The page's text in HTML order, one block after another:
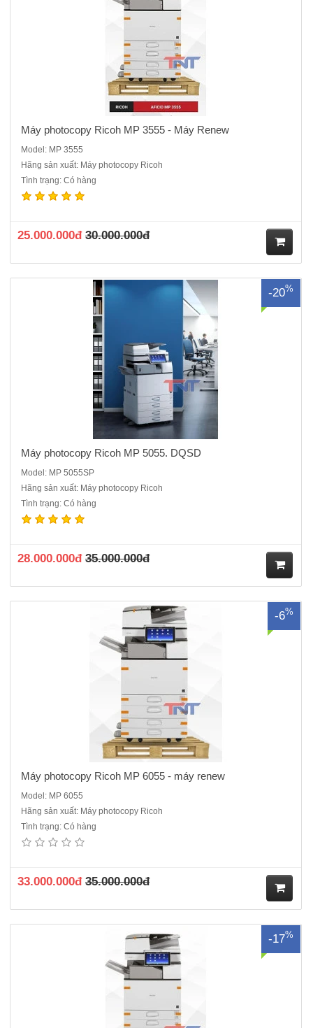
Máy photocopy Ricoh MP 3555 - Máy Renew
Model: MP 3555
Hãng sản xuất: Máy photocopy Ricoh
Tình trạng: Có hàng
25.000.000đ 30.000.000đ
ua
-20%
Máy Photocopy Ricoh MP 5055 Hàng cũ nhập khẩuMàn hình cảm
ứng 10,1 inch, hoàn toàn không còn có nút phím cứng khi phải thao
Máy photocopy Ricoh MP 5055. DQSD
Model: MP 5055SP
Hãng sản xuất: Máy photocopy Ricoh
Tình trạng: Có hàng
28.000.000đ 35.000.000đ
ua
-6%
Máy Photocopy Renew Ricoh MP 6055 mới 99%, Là dòng máy đời
mới nhất bây giờ, máy đã chạy dưới 1000 bản chụp, một trong những
Máy photocopy Ricoh MP 6055 - máy renew
Model: MP 6055
Hãng sản xuất: Máy photocopy Ricoh
Tình trạng: Có hàng
33.000.000đ 35.000.000đ
ua
-17%
Máy Photocopy Ricoh MP 3055.ĐQSD - Máy renew máy cao cấp cho
văn phòng , tại sao khách hàng lại không lựa chọn, một chiếc máy